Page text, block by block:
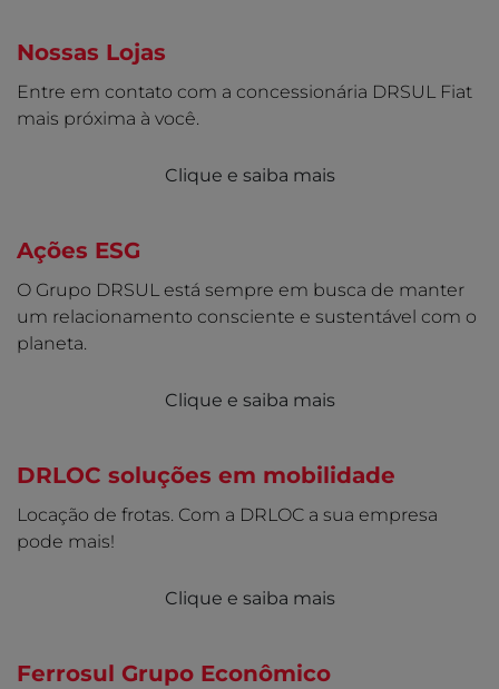
Nossas Lojas
Entre em contato com a concessionária DRSUL Fiat
mais próxima à você.
Clique e saiba mais
Ações ESG
O Grupo DRSUL está sempre em busca de manter
um relacionamento consciente e sustentável com o
planeta.
Clique e saiba mais
DRLOC soluções em mobilidade
Locação de frotas. Com a DRLOC a sua empresa
pode mais!
Clique e saiba mais
Ferrosul Grupo Econômico